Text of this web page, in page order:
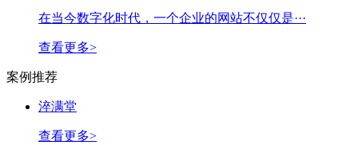
在当今数字化时代，一个企业的网站不仅仅是···
查看更多>
案例推荐
淬满堂
查看更多>